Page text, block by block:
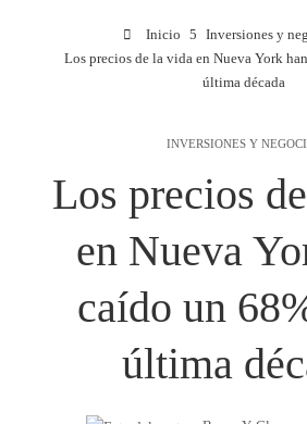
Inicio
Inversiones y
Los precios de la vida en Nueva York
última década
INVERSIONES Y
Los precios
en Nueva
caído un
última